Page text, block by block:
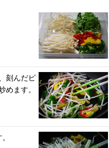
刻んだピ
めます。